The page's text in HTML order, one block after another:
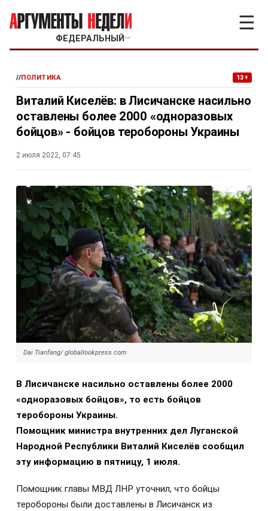
ФЕДЕРАЛЬНЫЙ ﹀
☰
//ПОЛИТИКА 13+
Виталий Киселёв: в Лисичанске насильно
оставлены более 2000 «одноразовых
бойцов» - бойцов теробороны Украины
2 июля 2022, 07:45
Dai Tianfang/ globallookpress.com
В Лисичанске насильно оставлены более 2000
«одноразовых бойцов», то есть бойцов
теробороны Украины.
Помощник министра внутренних дел Луганской
Народной Республики Виталий Киселёв сообщил
эту информацию в пятницу, 1 июля.
Помощник главы МВД ЛНР уточнил, что бойцы
теробороны были доставлены в Лисичанск из